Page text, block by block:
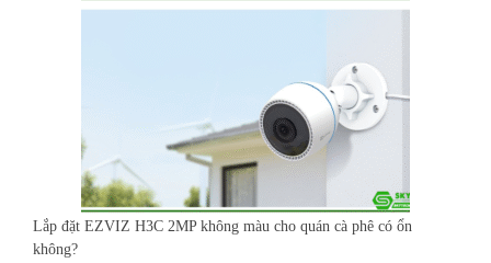
Lắp đặt EZVIZ H3C 2MP không màu cho quán cà phê có ổn
không?